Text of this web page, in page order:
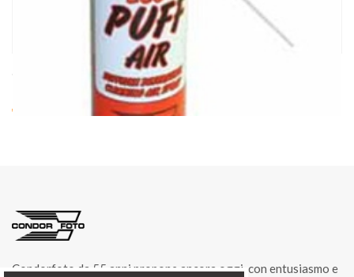
cod. 00402
ECO PUFF-AIR 400 ml art. 00402
€ 4.30
Condorfoto da 55 anni propone ancora oggi, con entusiasmo e